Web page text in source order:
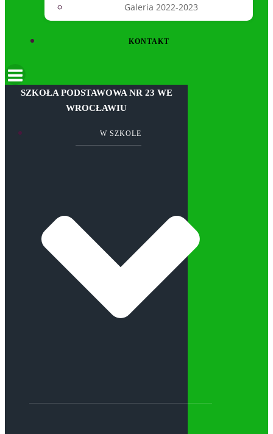
Galeria 2022-2023
KONTAKT
SZKOŁA PODSTAWOWA NR 23 WE
WROCŁAWIU
W SZKOLE